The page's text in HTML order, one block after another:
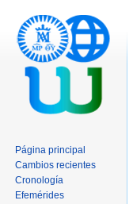
Página principal
Cambios recientes
Cronología
Efemérides